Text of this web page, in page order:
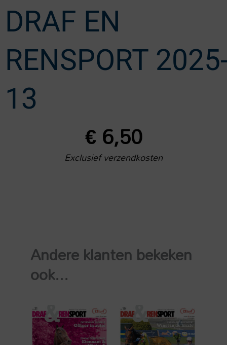
DRAF EN
RENSPORT
13
€6,50
Exclusief verzendkosten
Andere klanten bekeken
ook...